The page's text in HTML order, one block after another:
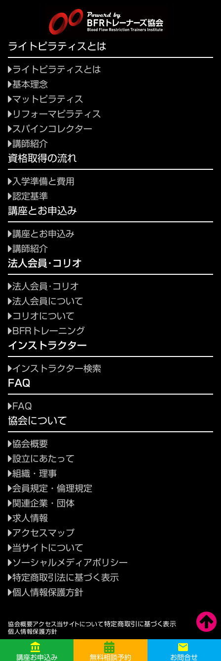
account_balance
講座お申込み 無料相談予約
local_post_office
お問合せ
ライトピラティスとは
ライトピラティスとは
基本理念
マットピラティス
リフォーマピラティス
スパインコレクター
講師紹介
資格取得の流れ
入学準備と費用
認定基準
講座とお申込み
講座とお申込み
講師紹介
法人会員･コリオ
法人会員･コリオ
法人会員について
コリオについて
BFRトレーニング
インストラクター
インストラクター検索
FAQ
FAQ
協会について
協会概要
設立にあたって
組織・理事
会員規定・倫理規定
関連企業・団体
求人情報
アクセスマップ
当サイトについて
ソーシャルメディアポリシー
特定商取引法に基づく表示
個人情報保護方針
協会概要アクセス当サイトについて特定商取引に基づく表示
個人情報保護方針
© Blood Flow Restriction Trainers Institute
account_balance
講座お申込み 無料相談予約
local_post_office
お問合せ